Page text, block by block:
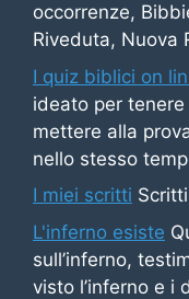
occorrenze,
Riveduta, Nuova
I quiz biblici on
ideato per
mettere alla
nello stesso
I miei scritti
L'inferno esiste
sull’inferno,
visto l’inferno e i